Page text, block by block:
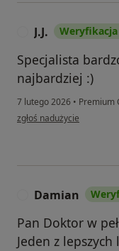
J.J.
Specjalista
najbardziej :)
7 lutego 2026 • Premium
w opinii użytkownika J.J.
zgłoś nadużycie
Damian
Pan Doktor w
Jeden z